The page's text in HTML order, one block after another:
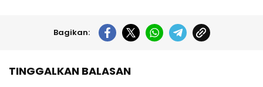
Bagikan:
TINGGALKAN BALASAN